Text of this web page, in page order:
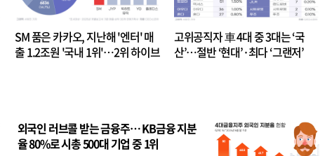
SM 품은 카카오, 지난해 '엔터' 매
출 1.2조원 '국내 1위'…2위 하이브
고위공직자 車 4대 중 3대는 ‘국
산’…절반 ‘현대’·최다 ‘그랜저’
외국인 러브콜 받는 금융주… KB금융 지분
율 80%로 시총 500대 기업 중 1위